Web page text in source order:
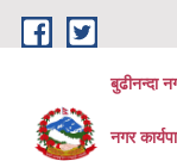
Skip to main content
बुढीनन्दा
नगर